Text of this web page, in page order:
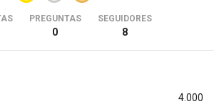
PREGUNTAS
0
SEGUIDORES
8
4.000